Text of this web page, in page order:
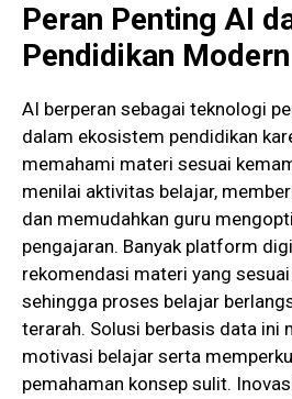
Peran Penting AI
Pendidikan Modern
AI berperan sebagai teknologi
dalam ekosistem pendidikan
memahami materi sesuai
menilai aktivitas belajar,
dan memudahkan guru
pengajaran. Banyak platform
rekomendasi materi yang
sehingga proses belajar
terarah. Solusi berbasis data ini
motivasi belajar serta
pemahaman konsep sulit.